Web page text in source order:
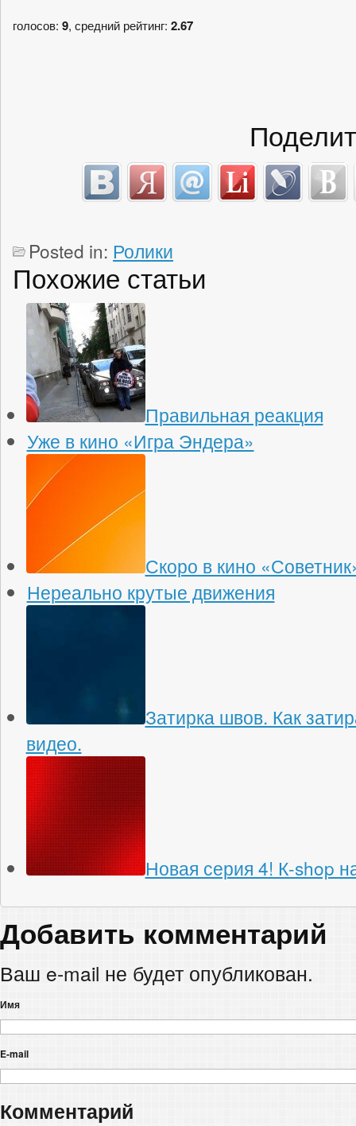
голосов: 9, средний рейтинг: 2.67
Posted in: Ролики
Похожие статьи
Правильная реакция
Уже в кино «Игра Эндера»
Скоро в кино
Нереально крутые движения
Затирка швов. Как
видео.
Новая серия 4! К-shop
Добавить комментарий
Ваш e-mail не будет опубликован.
Имя
E-mail
Комментарий